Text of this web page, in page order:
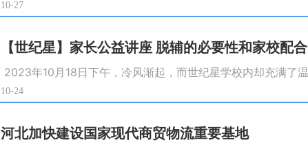
10-27
【世纪星】家长公益讲座 脱辅的必要性和家校配合
2023年10月18日下午，冷风渐起，而世纪星学校内却充满了
10-24
河北加快建设国家现代商贸物流重要基地